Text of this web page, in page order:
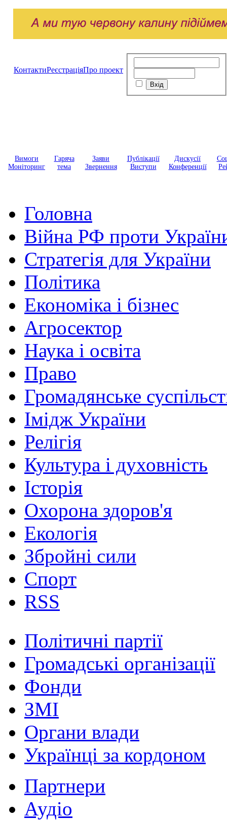
КонтактиРеєстраціяПро проект
Вимоги
Моніторинг
Гаряча
тема
Заяви
Звернення
Публікації
Виступи
Дискусії
Конференції
Головна
Війна РФ проти
Стратегія для України
Політика
Економіка і бізнес
Агросектор
Наука і освіта
Право
Громадянське
Імідж України
Релігія
Культура і духовність
Історія
Охорона здоров'я
Екологія
Збройні сили
Спорт
RSS
Політичні партії
Громадські організації
Фонди
ЗМІ
Органи влади
Українці за кордоном
Партнери
Аудіо